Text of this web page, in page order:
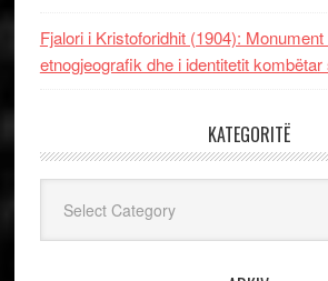
Fjalori i Kristoforidhit (1904):
etnogjeografik dhe i identitetit kombëtar
KATEGORITË